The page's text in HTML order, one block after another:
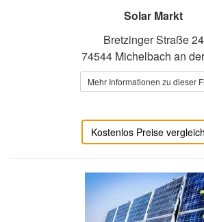
Solar Markt
Bretzinger Straße 24
74544 Michelbach an
Mehr Informationen zu dieser
Kostenlos Preise